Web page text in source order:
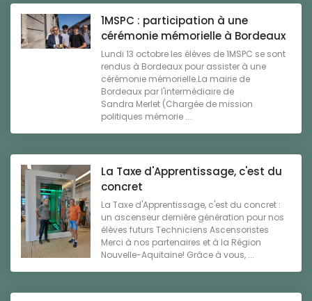
1MSPC : participation à une
cérémonie mémorielle à Bordeaux
Lundi 13 octobre les élèves de 1MSPC se sont
rendus à Bordeaux pour assister à une
cérémonie mémorielle.La mairie de
Bordeaux par l'intermédiaire de
Sandra Merlet (Chargée de mission
politiques mémorie ...
La Taxe d'Apprentissage, c'est du
concret
La Taxe d'Apprentissage, c'est du concret :
un ascenseur dernière génération pour nos
élèves futurs Techniciens Ascensoristes
Merci à nos partenaires et à la Région
Nouvelle-Aquitaine! Grâce à vous, ...